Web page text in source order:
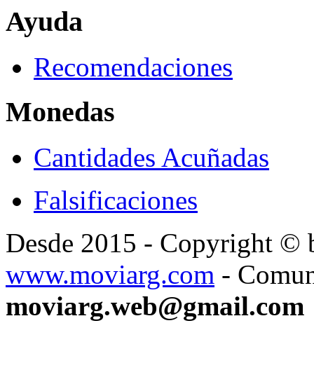
Ayuda
Recomendaciones
Monedas
Cantidades Acuñadas
Falsificaciones
Desde 2015 - Copyright ©
www.moviarg.com -
moviarg.web@gmail.com